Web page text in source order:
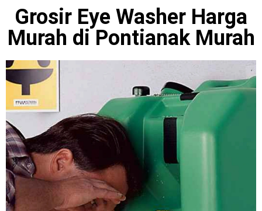
Grosir Eye Washer Harga
Murah di Pontianak Murah